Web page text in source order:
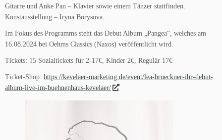
Gitarre und Anke Pan – Klavier sowie einem Tänzer stattfinden.
Kunstausstellung – Iryna Borysova.
Im Fokus des Programms steht das Debut Album „Pangea“, welches am
16.08.2024 bei Oehms Classics (Naxos) veröffentlicht wird.
Tickets: 15 Sozialtickets für 2-17€, Kinder 2€, Regulär 17€
Ticket-Shop: https://kevelaer-marketing.de/event/lea-brueckner-ihr-debut-
album-live-im-buehnenhaus-kevelaer/